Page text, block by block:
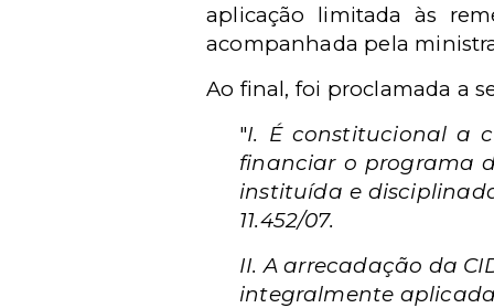
aplicação limitada às
acompanhada pela
Ao final, foi proclamada a
"I. É constitucional a
financiar o programa
instituída e disciplinada
11.452/07.
II. A arrecadação da
integralmente